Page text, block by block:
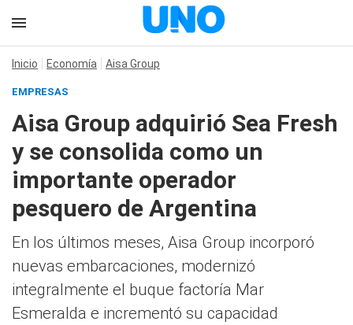
Inicio Economía Aisa Group
EMPRESAS
Aisa Group adquirió Sea Fresh
y se consolida como un
importante operador
pesquero de Argentina
En los últimos meses, Aisa Group incorporó
nuevas embarcaciones, modernizó
integralmente el buque factoría Mar
Esmeralda e incrementó su capacidad